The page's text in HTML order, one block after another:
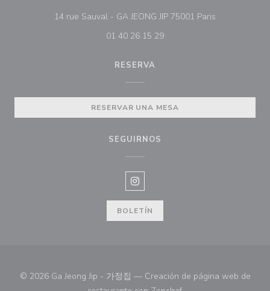
14 rue Sauval - GA JEONG JIP 75001 Paris
01 40 26 15 29
RESERVA
RESERVAR UNA MESA
SEGUIRNOS
Instagram ((abre en una nueva
BOLETÍN
© 2026 Ga Jeong Jip - 가정집 — Creación de página web de